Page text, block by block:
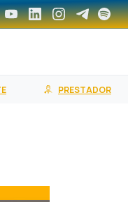
CONTRATE UM PLANO
PRESTADOR